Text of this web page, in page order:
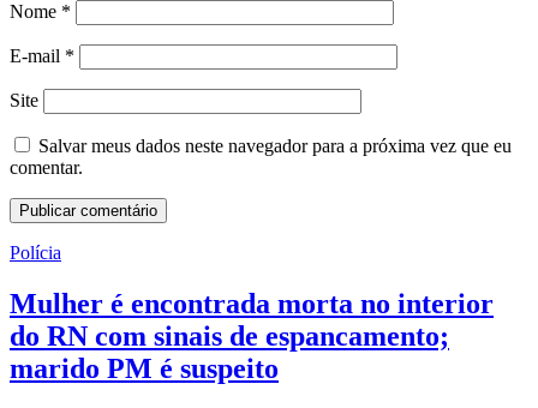
Nome *
E-mail *
Site
Salvar meus dados neste navegador para a próxima vez que eu
comentar.
Polícia
Mulher é encontrada morta no interior
do RN com sinais de espancamento;
marido PM é suspeito